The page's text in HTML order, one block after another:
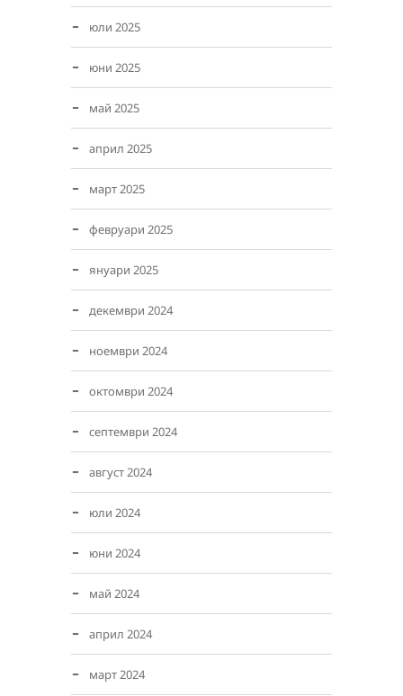
юли 2025
юни 2025
май 2025
април 2025
март 2025
февруари 2025
януари 2025
декември 2024
ноември 2024
октомври 2024
септември 2024
август 2024
юли 2024
юни 2024
май 2024
април 2024
март 2024